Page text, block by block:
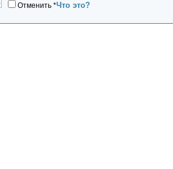
Отменить *Что это?